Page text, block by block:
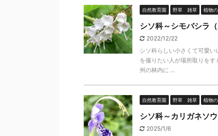
自然教育園 野草 雑草 植物
シソ科～シモバシラ（
2022/12/22
シソ科らしい小さくて可愛
を撮りたい人が場所取りを
州の林内に ...
自然教育園 野草 雑草 植物
シソ科～カリガネソウ
2025/1/6